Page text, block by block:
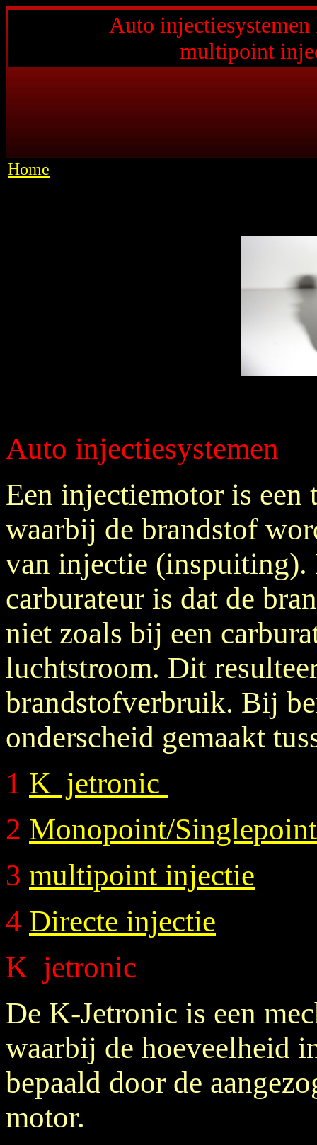
Auto
multipoint
Home
Auto injectiesystemen
Een injectiemotor is
waarbij de brandstof
van injectie (inspuiting).
carburateur is dat de
niet zoals bij een
luchtstroom. Dit
brandstofverbruik. Bij
onderscheid gemaakt
1 K jetronic
2 Monopoint/
3 multipoint injectie
4 Directe injectie
K jetronic
De K-Jetronic is een
waarbij de hoeveelheid
bepaald door de
motor.